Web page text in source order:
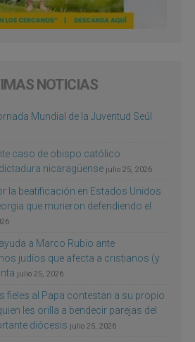
NOTICIAS
Mundial de la Juventud Seúl
caso de obispo católico
nicaragüense julio 25, 2026
la beatificación en Estados Unidos
que murieron defendiendo el
a Marco Rubio ante
judíos que afecta a cristianos (y
julio 25, 2026
fieles al Papa contestan a su propio
les orilla a bendecir parejas del
diócesis julio 25, 2026